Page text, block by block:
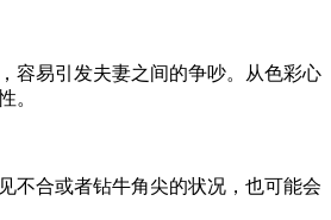
容易引发夫妻之间的争吵。从色彩心
。
不合或者钻牛角尖的状况，也可能会